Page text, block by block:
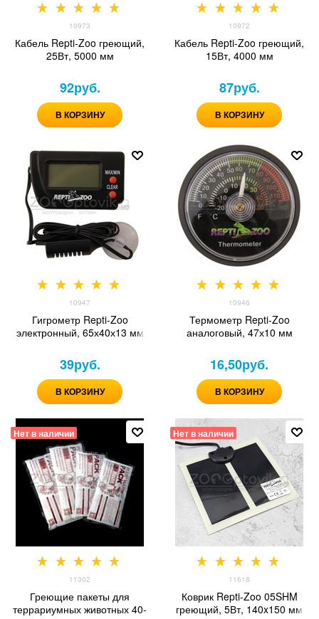
10973
Кабель Repti-Zoo греющий,
25Вт, 5000 мм
92руб.
В КОРЗИНУ
10972
Кабель Repti-Zoo греющий,
15Вт, 4000 мм
87руб.
В КОРЗИНУ
10947
Гигрометр Repti-Zoo
электронный, 65х40х13 мм
39руб.
В КОРЗИНУ
10946
Термометр Repti-Zoo
аналоговый, 47х10 мм
16,50руб.
В КОРЗИНУ
Нет в наличии
11302
Греющие пакеты для
террариумных животных 40-
Нет в наличии
11618
Коврик Repti-Zoo 05SHM
греющий, 5Вт, 140x150 мм